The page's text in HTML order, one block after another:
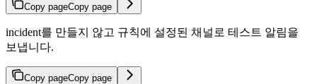
Copy pageCopy page
incident를 만들지 않고 규칙에 설정된 채널로 테스트 알림을
보냅니다.
Copy pageCopy page